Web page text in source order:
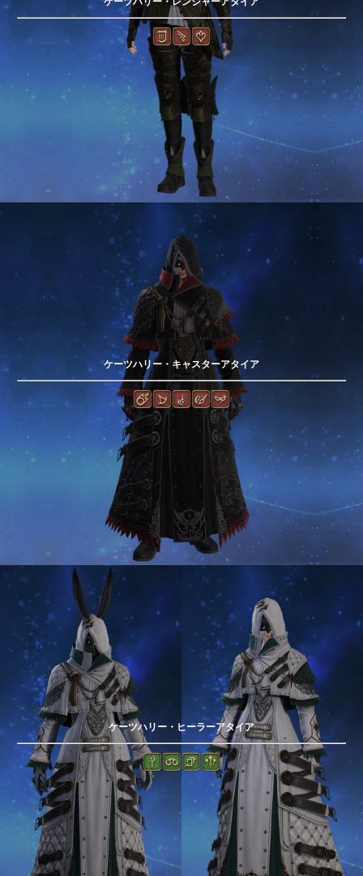
ケーツハリー・キャスターアタイア
ケーツハリー・ヒーラーアタイア